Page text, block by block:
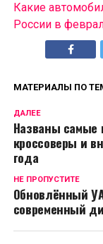
Какие
России в
МАТЕРИАЛЫ ПО
ДАЛЕЕ
Названы
кроссоверы и
года
НЕ ПРОПУСТИТЕ
Обновлённый
современный